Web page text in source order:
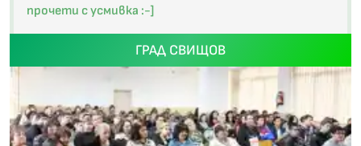
прочети с усмивка :-]
ГРАД СВИЩОВ